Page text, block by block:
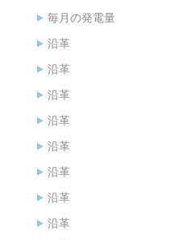
毎月の発電量
沿革
沿革
沿革
沿革
沿革
沿革
沿革
沿革